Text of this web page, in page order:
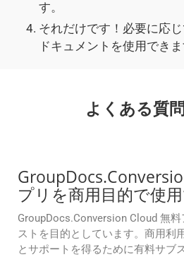
す。
それだけです！必要に応
ドキュメントを使用できま
よくある質
プリを商用目的で使
GroupDocs.Conversion Cloud 無
ストを目的としています。商用利
とサポートを得るために有料サブ